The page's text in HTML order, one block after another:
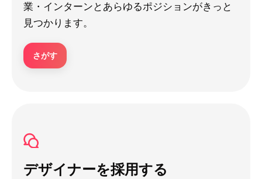
業・インターンとあらゆるポジションがきっと
見つかります。
さがす
デザイナーを採用する